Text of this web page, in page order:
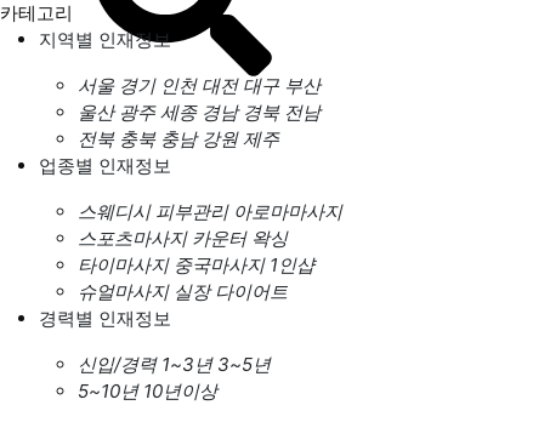
카테고리
지역별 인재정보
서울 경기 인천 대전 대구 부산
울산 광주 세종 경남 경북 전남
전북 충북 충남 강원 제주
업종별 인재정보
스웨디시 피부관리 아로마마사지
스포츠마사지 카운터 왁싱
타이마사지 중국마사지 1인샵
슈얼마사지 실장 다이어트
경력별 인재정보
신입/경력 1~3년 3~5년
5~10년 10년이상